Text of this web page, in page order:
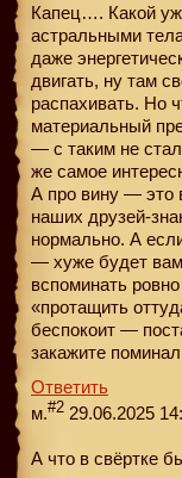
Капец…. Какой
астральными
даже
двигать, ну там
распахивать. Но
материальный
— с таким не
же самое
А про вину — это
наших друзей-
нормально. А
— хуже будет
вспоминать
«протащить
беспокоит —
закажите
Ответить
м.#2 29.06.2025
А что в свёртке